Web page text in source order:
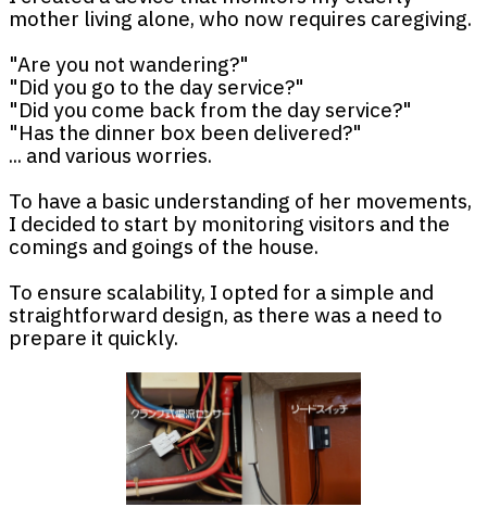
mother living alone, who now requires caregiving.
"Are you not wandering?"
"Did you go to the day service?"
"Did you come back from the day service?"
"Has the dinner box been delivered?"
... and various worries.
To have a basic understanding of her movements,
I decided to start by monitoring visitors and the
comings and goings of the house.
To ensure scalability, I opted for a simple and
straightforward design, as there was a need to
prepare it quickly.